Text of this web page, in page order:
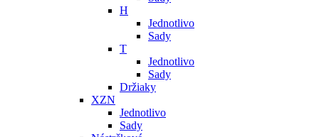
H
Jednotlivo
Sady
T
Jednotlivo
Sady
Držiaky
XZN
Jednotlivo
Sady